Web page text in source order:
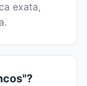
exata,